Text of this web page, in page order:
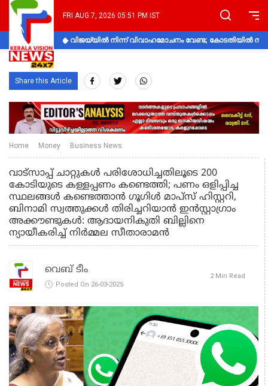
FRI AUG 7, 2026 05:51 PM IST
വിജയ്‌യിൽ നിന്ന് വിവാഹമോചനം വേണ്ട; കോടതിയിൽ
Share this Article
Home Money Business News
വാട്സാപ്പ് ചാറ്റുകൾ പരിശോധിച്ചതിലൂടെ 200
കോടിയുടെ കള്ളപ്പണം കണ്ടെത്തി; പണം ഒളിപ്പിച്ച
സ്ഥലങ്ങൾ കണ്ടെത്താൻ ഗൂഗിൾ മാപ്‌സ് ഹിസ്റ്ററി,
ബിനാമി സ്വത്തുക്കൾ തിരിച്ചറിയാൻ ഇൻസ്റ്റാഗ്രാം
അക്കൗണ്ടുകൾ: ആദായനികുതി ബില്ലിനെ
ന്യായീകരിച്ച് നിർമ്മല സീതാരാമൻ
വെബ് ടീം
Posted On 26-03-2025
2 Min Read